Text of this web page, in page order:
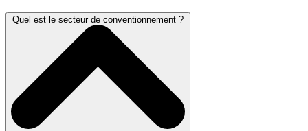
Quel est le secteur de conventionnement ?